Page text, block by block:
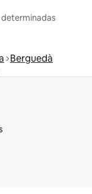
determinadas
Berguedà